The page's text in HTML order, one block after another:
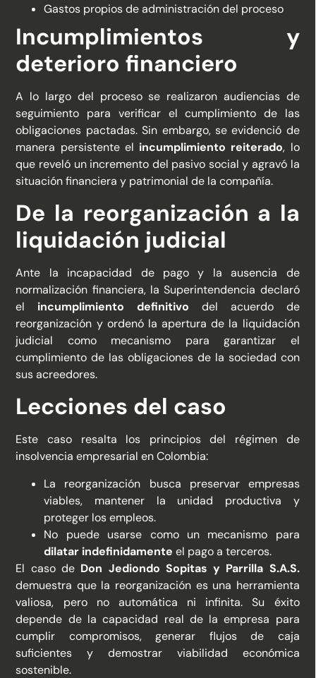
Gastos propios de administración del proceso
Incumplimientos y
deterioro financiero
A lo largo del proceso se realizaron audiencias de
seguimiento para verificar el cumplimiento de las
obligaciones pactadas. Sin embargo, se evidenció de
manera persistente el incumplimiento reiterado, lo
que reveló un incremento del pasivo social y agravó la
situación financiera y patrimonial de la compañía.
De la reorganización a la
liquidación judicial
Ante la incapacidad de pago y la ausencia de
normalización financiera, la Superintendencia declaró
el incumplimiento definitivo del acuerdo de
reorganización y ordenó la apertura de la liquidación
judicial como mecanismo para garantizar el
cumplimiento de las obligaciones de la sociedad con
sus acreedores.
Lecciones del caso
Este caso resalta los principios del régimen de
insolvencia empresarial en Colombia:
La reorganización busca preservar empresas
viables, mantener la unidad productiva y
proteger los empleos.
No puede usarse como un mecanismo para
dilatar indefinidamente el pago a terceros.
El caso de Don Jediondo Sopitas y Parrilla S.A.S.
demuestra que la reorganización es una herramienta
valiosa, pero no automática ni infinita. Su éxito
depende de la capacidad real de la empresa para
cumplir compromisos, generar flujos de caja
suficientes y demostrar viabilidad económica
sostenible.